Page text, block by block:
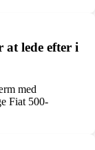
lede efter i
med
Fiat 500-